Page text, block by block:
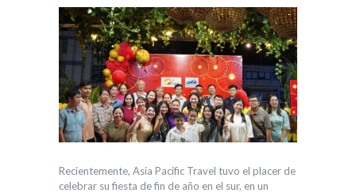
Recientemente, Asia Pacific Travel tuvo el placer de
celebrar su fiesta de fin de año en el sur, en un